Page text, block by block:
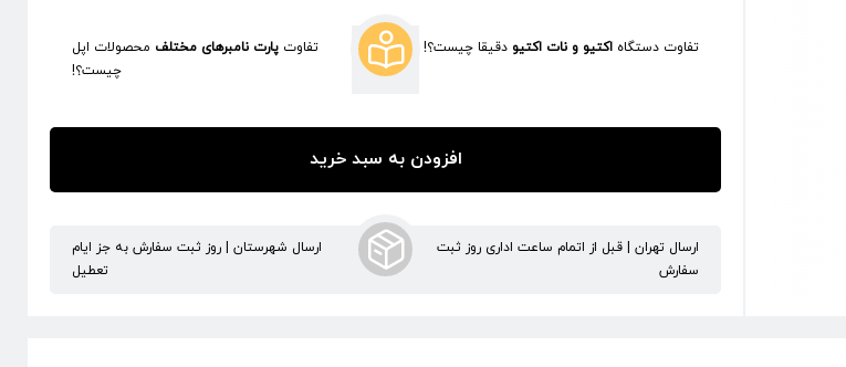
تفاوت دستگاه اکتیو و نات اکتیو دقیقا چیست؟! تفاوت پارت نامبرهای مختلف محصولات اپل
چیست؟!
افزودن به سبد خرید
ارسال تهران | قبل از اتمام ساعت اداری روز ثبت
سفارش
ارسال شهرستان | روز ثبت سفارش به جز ایام
تعطیل